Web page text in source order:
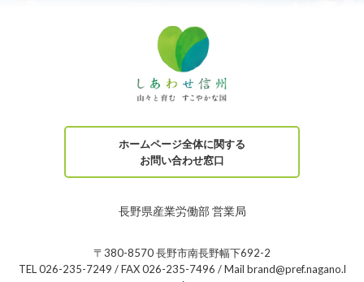
ホームページ全体に関する
お問い合わせ窓口
長野県産業労働部 営業局
〒380-8570 長野市南長野幅下692-2
TEL 026-235-7249 / FAX 026-235-7496 / Mail brand@pref.nagano.l